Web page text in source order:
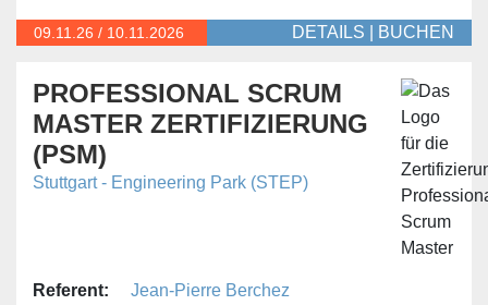
09.11. 26 / 10.11.2026 DETAILS BUCHEN
PROFESSIONAL SCRUM
MASTER ZERTIFIZIERUNG
(PSM)
Stuttgart - Engineering Park (STEP)
Referent:
Jean-Pierre Berchez